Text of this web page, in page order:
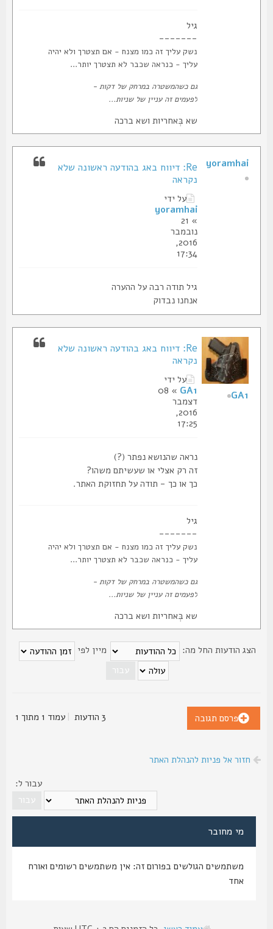
-------
נשק עליך זה כמו מצנח - אם תצטרך ולא יהיה
עליך - כנראה שכבר לא תצטרך יותר...
גם כשהמשטרה במרחק של דקות -
לפעמים זה עניין של שניות...
שא בְּאחריות ושא ברכה
Re: דיווח באג בהודעה ראשונה שלא
נקראה
על ידי
yoramhai
נובמבר
2016,
17:34
גיל תודה רבה על ההערה
אנחנו נבדוק
yoramhai
Re: דיווח באג בהודעה ראשונה שלא
נקראה
על ידי
» 08
דצמבר
2016,
17:25
נראה שהנושא נפתר (?)
זה רק אצלי או שעשיתם משהו?
כך או כך - תודה על תחזוקת האתר.
-------
נשק עליך זה כמו מצנח - אם תצטרך ולא יהיה
עליך - כנראה שכבר לא תצטרך יותר...
גם כשהמשטרה במרחק של דקות -
לפעמים זה עניין של שניות...
שא בְּאחריות ושא ברכה
הודעות החל מה: מיין לפי
פרסם תגובה |עמוד1מתוך1
חזור אל פניות להנהלת האתר
עבור ל:
מי מחובר
משתמשים הגולשים בפורום זה: אין משתמשים רשומים ואורח